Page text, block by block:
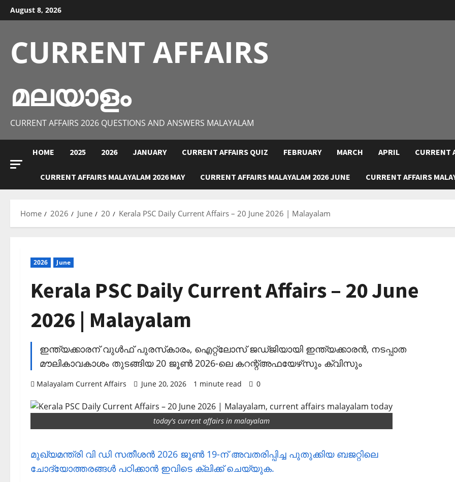
Skip
to
August 8, 2026
CURRENT AFFAIRS
മലയാളം
CURRENT AFFAIRS 2026 QUESTIONS AND ANSWERS MALAYALAM
HOME 2025 2026 JANUARY CURRENT AFFAIRS QUIZ FEBRUARY MARCH APRIL CURRENT
CURRENT AFFAIRS MALAYALAM 2026 MAY CURRENT AFFAIRS MALAYALAM 2026 JUNE CURRENT AFFAIRS
Home 2026 June 20 Kerala PSC Daily Current Affairs – 20 June 2026 | Malayalam
2026 June
Kerala PSC Daily Current Affairs – 20 June
2026 | Malayalam
ഇന്ത്യക്കാരന് വുള്‍ഫ് പുരസ്‌കാരം, ഐറ്റ്‌ലോസ് ജഡ്ജിയായി ഇന്ത്യക്കാരന്‍, നടപ്പാത
മൗലികാവകാശം തുടങ്ങിയ 20 ജൂണ്‍ 2026-ലെ കറന്റ്അഫയേഴ്‌സും ക്വിസും
Malayalam Current Affairs June 20, 2026 1 minute read 0
today's current affairs in malayalam
മുഖ്യമന്ത്രി വി ഡി സതീശന്‍ 2026 ജൂണ്‍ 19-ന് അവതരിപ്പിച്ച പുതുക്കിയ ബജറ്റിലെ
ചോദ്യോത്തരങ്ങള്‍ പഠിക്കാന്‍ ഇവിടെ ക്ലിക്ക് ചെയ്യുക.